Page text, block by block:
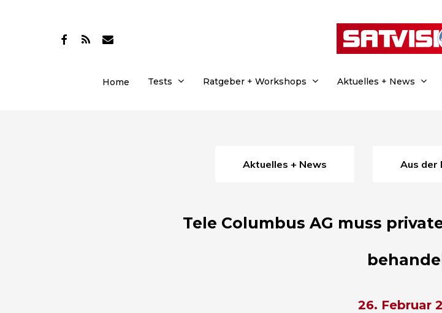
facebook
RSS email
Home Tests Ratgeber + Workshops Aktuelles + News
Aktuelles + News Aus
Tele Columbus AG muss
26. Februar